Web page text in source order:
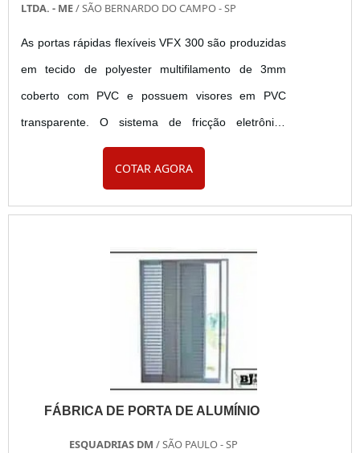
LTDA. - ME/ SÃO BERNARDO DO CAMPO - SP
As portas rápidas flexíveis VFX 300 são produzidas
em tecido de polyester multifilamento de 3mm
coberto com PVC e possuem visores em PVC
transparente. O sistema de fricção eletrônica
alinhado aos dispositivos de segurança
proporcionam um desempenho mais seguro ao
desempenho. Confira as principais características
do produto. As portas rápidas flexíveis VFX....
COTAR AGORA
FÁBRICA DE PORTA DE ALUMÍNIO
ESQUADRIAS DM / SÃO PAULO - SP